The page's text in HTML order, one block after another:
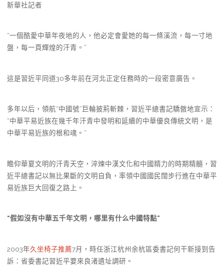
新華社記者
“一個酷愛中華年夜地的人，他必定會愛她的每一條溪流，每一寸地
盤，每一頁輝煌的汗青。”
這是習近平同道30多年前在河北正定任務時的一段密意廣告。
多年以后，領航“中國號”巨輪披荊斬棘，習近平總書記驕傲地宣示：
“中華平易近族在幾千年汗青中發明和延續的中華優良傳統文明，是
中華平易近族的根和魂。”
瞻仰華夏文明的汗青天空，淬煉中漢文化和中國精力的時期精髓，習
近平總書記以無比果斷的文明自負，率領中國國民闊步行進在中華平
易近族巨大回復之路上。
“假如沒有中華五千年文明，哪里有什么中國特點”
2003年久坐椅子推薦7月，時任浙江杭州余杭區委書記何干新接到告
訴：省委書記習近平要來良渚遺址調研。